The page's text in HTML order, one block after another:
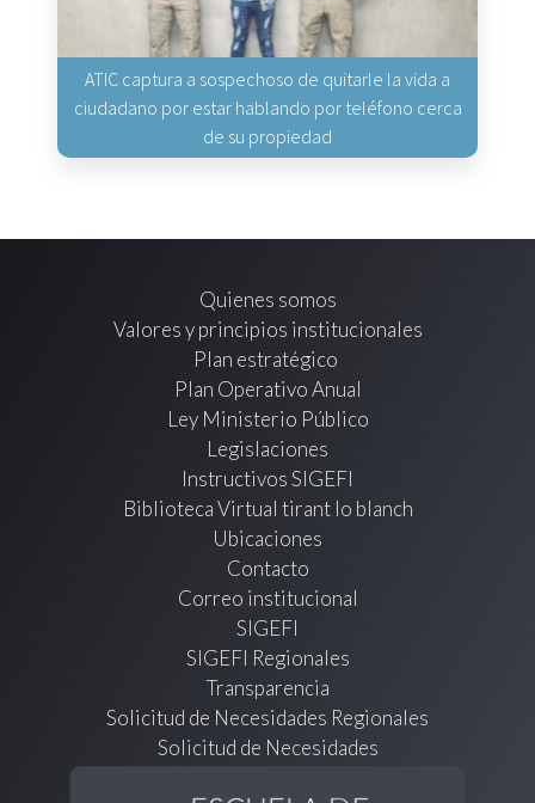
ATIC captura a sospechoso de quitarle la vida a
ciudadano por estar hablando por teléfono cerca
de su propiedad
Quienes somos
Valores y principios institucionales
Plan estratégico
Plan Operativo Anual
Ley Ministerio Público
Legislaciones
Instructivos SIGEFI
Biblioteca Virtual tirant lo blanch
Ubicaciones
Contacto
Correo institucional
SIGEFI
SIGEFI Regionales
Transparencia
Solicitud de Necesidades Regionales
Solicitud de Necesidades